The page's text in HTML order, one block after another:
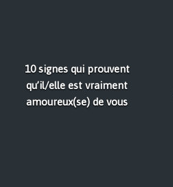
10 signes qui prouvent
qu’il/elle est vraiment
amoureux(se) de vous